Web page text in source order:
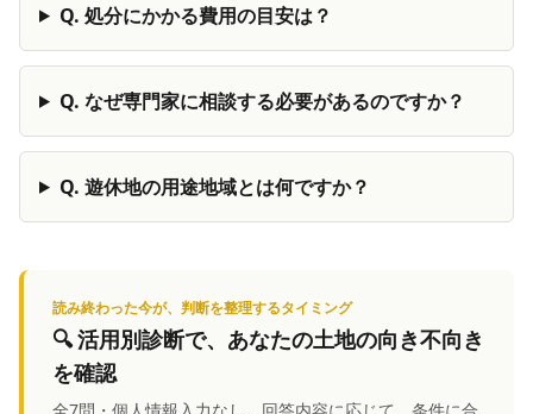
Q. 処分にかかる費用の目安は？
Q. なぜ専門家に相談する必要があるのですか？
Q. 遊休地の用途地域とは何ですか？
読み終わった今が、判断を整理するタイミング
🔍活用別診断で、あなたの土地の向き不向き
を確認